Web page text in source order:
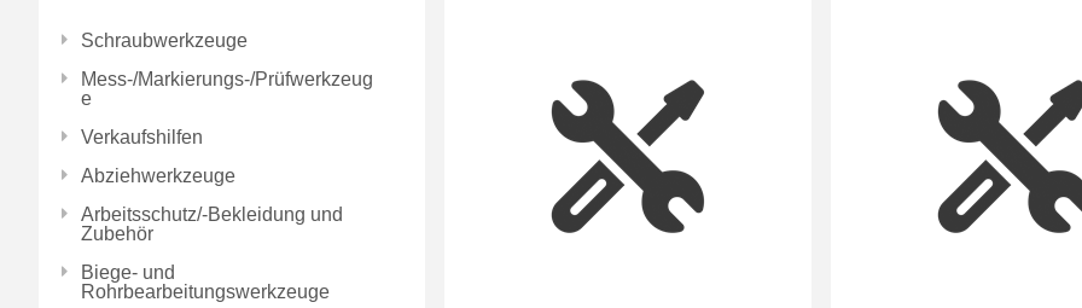
Schraubwerkzeuge
Mess-/Markierungs-/Prüfwerkzeug
e
Verkaufshilfen
Abziehwerkzeuge
Arbeitsschutz/-Bekleidung und
Zubehör
Biege- und
Rohrbearbeitungswerkzeuge